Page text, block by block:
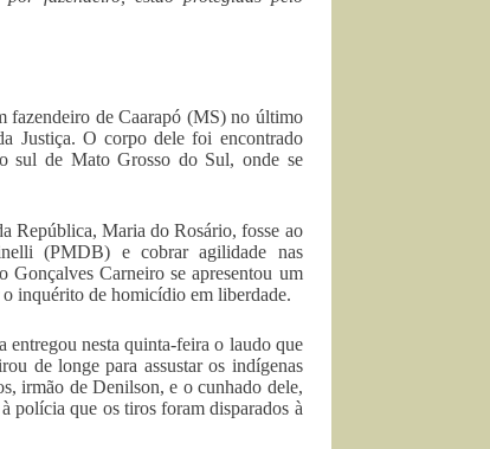
fazendeiro de Caarapó (MS) no último
Justiça. O corpo dele foi encontrado
sul de Mato Grosso do Sul, onde se
República, Maria do Rosário, fosse ao
(PMDB) e cobrar agilidade nas
Gonçalves Carneiro se apresentou um
inquérito de homicídio em liberdade.
nesta quinta-feira o laudo que
de longe para assustar os indígenas
irmão de Denilson, e o cunhado dele,
polícia que os tiros foram disparados à